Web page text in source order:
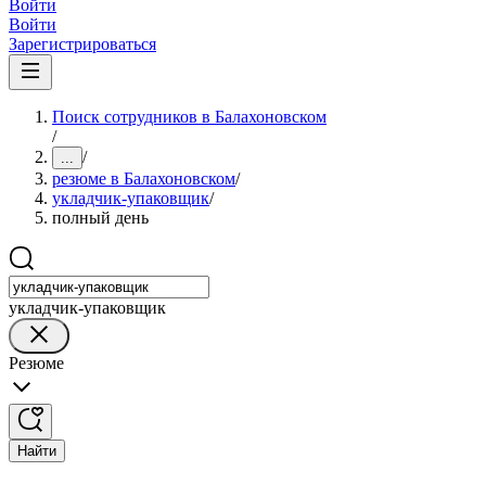
Войти
Войти
Зарегистрироваться
Поиск сотрудников в Балахоновском
/
... /
резюме в Балахоновском/
укладчик-упаковщик/
полный день
укладчик-упаковщик
Резюме
Найти